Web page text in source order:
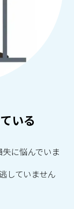
いる
に悩んでいま
していません